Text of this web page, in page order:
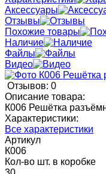
Аксессуары
Отзывы
Похожие товары
Наличие
Файлы
Видео
Отзывов: 0
Описание товара:
К006 Решётка
Характеристики:
Все характеристики
Артикул
К006
Кол-во шт. в коробке